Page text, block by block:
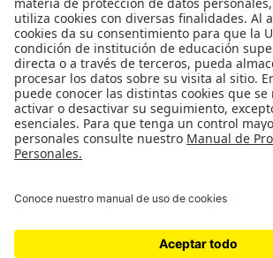
Proyectos 070
SÍGUENOS
cerosetenta@uniandes.edu.co